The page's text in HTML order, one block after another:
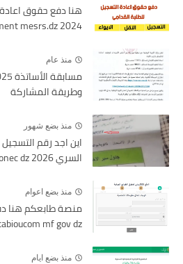
هنا دفع حقوق اعادة
2024 progres epaiement mesrs.dz
منذ عام
وطريقة المشاركة
منذ بضع شهور
اين اجد رقم
السري bem onec dz 2026
منذ بضع اعوام
منصة طابعكم هنا
mf gov dz
منذ بضع ايام